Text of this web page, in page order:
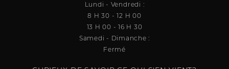
Lundi - Vendredi :
8 H 30 - 12 H 00
13 H 00 - 16 H 30
Samedi - Dimanche :
Fermé